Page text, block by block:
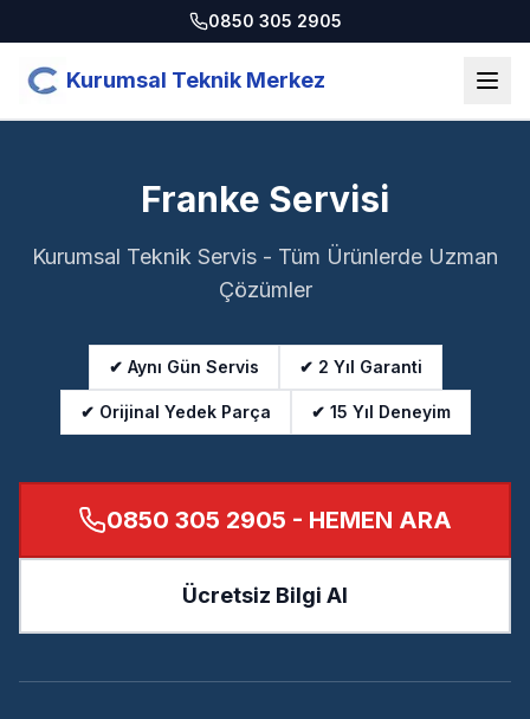
0850 305 2905
Kurumsal Teknik Merkez
Franke Servisi
Kurumsal Teknik Servis - Tüm Ürünlerde Uzman
Çözümler
✔ Aynı Gün Servis ✔ 2 Yıl Garanti
✔ Orijinal Yedek Parça ✔ 15 Yıl Deneyim
0850 305 2905 - HEMEN ARA
Ücretsiz Bilgi Al